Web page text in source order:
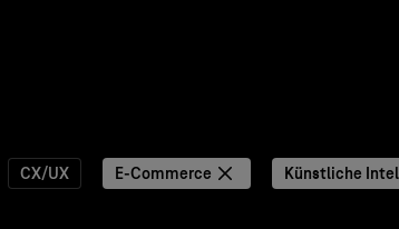
CX/UX E-Commerce Künstliche